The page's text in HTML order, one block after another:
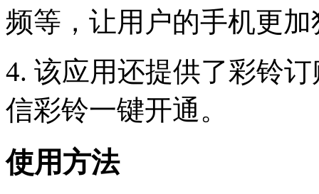
频等，让用户的手机更加
4. 该应用还提供了彩铃订
信彩铃一键开通。
使用方法